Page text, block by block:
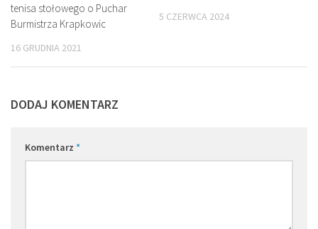
tenisa stołowego o Puchar
Burmistrza Krapkowic
16 GRUDNIA 2021
5 CZERWCA 2024
DODAJ KOMENTARZ
Komentarz *